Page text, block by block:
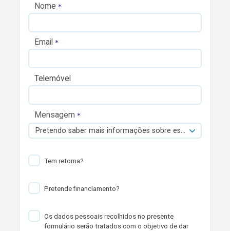
Nome
Email
Telemóvel
Mensagem
Pretendo saber mais informações sobre esta viatura.
Tem retoma?
Pretende financiamento?
Os dados pessoais recolhidos no presente
formulário serão tratados com o objetivo de dar